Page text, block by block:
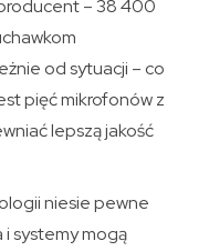
– 38 400
od sytuacji – co
pięć mikrofonów z
lepszą jakość
niesie pewne
i systemy mogą